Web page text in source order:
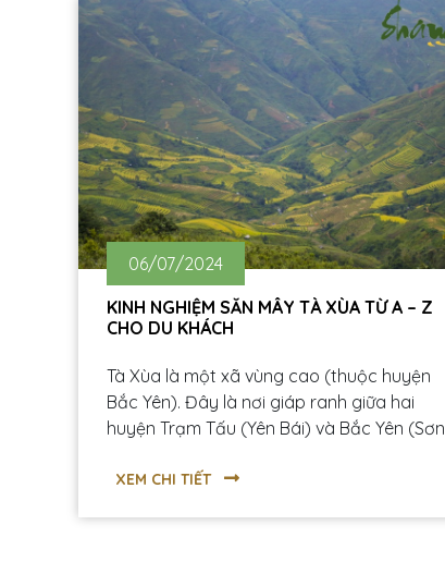
06/07/2024
KINH NGHIỆM SĂN MÂY TÀ XÙA TỪ A – Z
CHO DU KHÁCH
Tà Xùa là một xã vùng cao (thuộc huyện
Bắc Yên). Đây là nơi giáp ranh giữa hai
huyện Trạm Tấu (Yên Bái) và Bắc Yên (Sơn
lịch hấp dẫn để các bạn trẻ có thể “săn
XEM CHI TIẾT